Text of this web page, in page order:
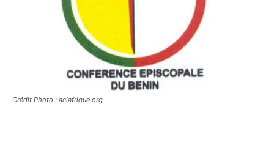
Crédit Photo : aciafrique.org